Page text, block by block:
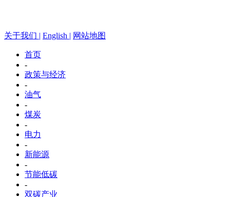
关于我们 | English | 网站地图
首页
-
政策与经济
-
油气
-
煤炭
-
电力
-
新能源
-
节能低碳
-
双碳产业